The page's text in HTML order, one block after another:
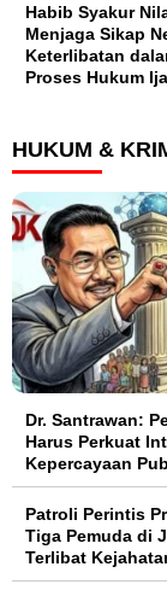
Habib Syakur
Menjaga Sikap
Keterlibatan
Proses Hukum
HUKUM &
Dr. Santrawan:
Harus Perkuat
Kepercayaan
Patroli Perintis
Tiga Pemuda di
Terlibat